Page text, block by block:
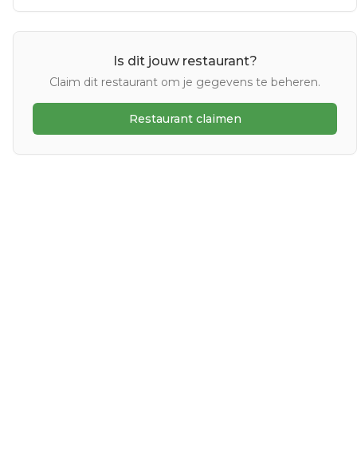
Is dit jouw restaurant?
Claim dit restaurant om je gegevens te beheren.
Restaurant claimen